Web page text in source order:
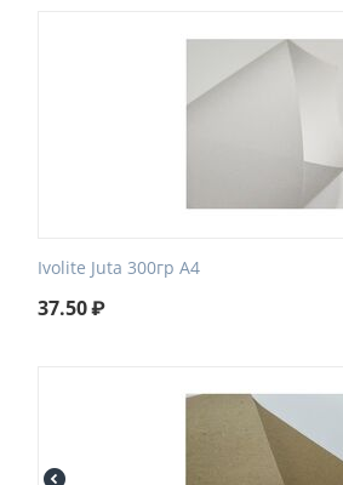
Ivolite Juta 300гр А4
37.50₽